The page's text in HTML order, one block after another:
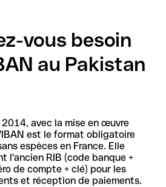
vous besoin
au Pakistan
avec la mise en œuvre
est le format obligatoire
espèces en France. Elle
l'ancien RIB (code banque +
de compte + clé) pour les
et réception de paiements.